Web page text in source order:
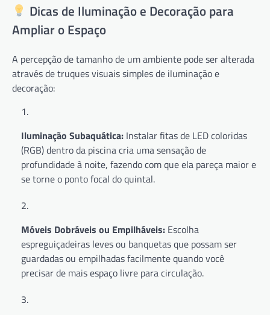
Dicas de Iluminação e Decoração para
Ampliar o Espaço
A percepção de tamanho de um ambiente pode ser alterada
através de truques visuais simples de iluminação e
decoração:
Iluminação Subaquática: Instalar fitas de LED coloridas
(RGB) dentro da piscina cria uma sensação de
profundidade à noite, fazendo com que ela pareça maior e
se torne o ponto focal do quintal.
Móveis Dobráveis ou Empilháveis: Escolha
espreguiçadeiras leves ou banquetas que possam ser
guardadas ou empilhadas facilmente quando você
precisar de mais espaço livre para circulação.